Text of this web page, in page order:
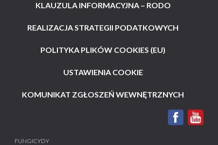
KLAUZULA INFORMACYJNA – RODO
REALIZACJA STRATEGII PODATKOWYCH
POLITYKA PLIKÓW COOKIES (EU)
USTAWIENIA COOKIE
KOMUNIKAT ZGŁOSZEŃ WEWNĘTRZNYCH
FUNGICYDY